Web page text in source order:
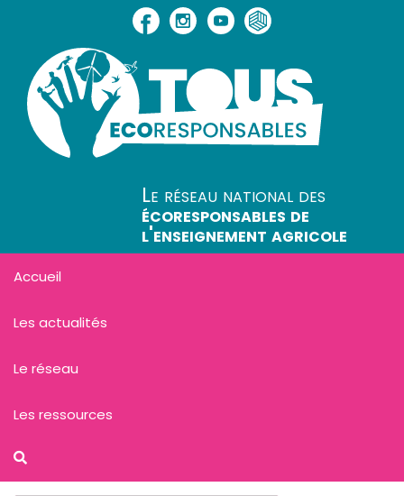
Le réseau national des
écoresponsables de
l'enseignement agricole
Accueil
Les actualités
Le réseau
Les ressources